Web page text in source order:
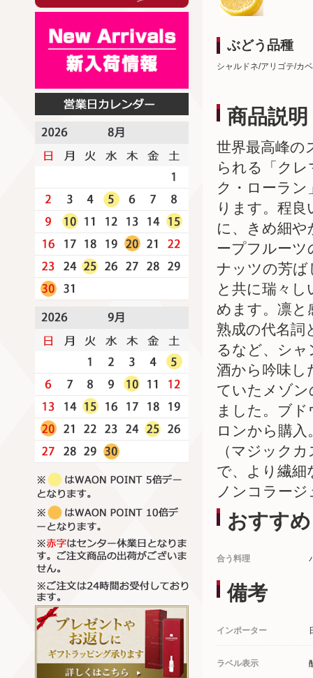
ぶどう品種
シャルドネ/アリゴテ/カ
商品説明
世界最高峰の
られる「ク
ク・ローラ
ります。程
に、きめ細
ープフルー
ナッツの芳ば
と共に瑞々
めます。凛と
熟成の代名詞
るなど、シ
酒から吟味し
ていたメゾ
ました。ブ
ロンから購入
（マジック
で、より繊細
ノンコラー
おすすめ
合う料理
備考
インポーター
ラベル表示